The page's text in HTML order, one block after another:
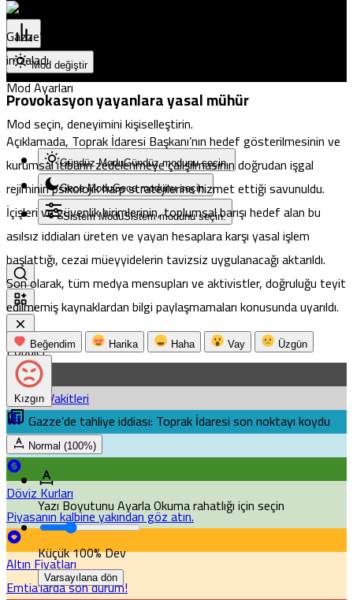
Pristina
Mod değiştir
Mod Ayarları
Mod seçin, deneyimini kişiselleştirin.
Gündüz ModuGündüz modunu seçin.
Gece ModuGece modunu seçin.
Sistem ModuSistem modunu seçin.
Popüler
Namaz Vakitleri
Puan Durumu
Döviz Kurları
Piyasanın kalbine yakından göz atın.
Altın Fiyatları
Emtia'larda son durum!
Gazze’de imar yerine kışla: Trump’ın Barış Konseyi ilk sözleşmeyi
imzaladı
Provokasyon yayanlara yasal mühür
Açıklamada, Toprak İdaresi Başkanı’nın hedef gösterilmesinin ve
kurumsal itibarın zedelenmeye çalışılmasının doğrudan işgal
rejiminin psikolojik harp stratejilerine hizmet ettiği savunuldu.
İçişleri ve güvenlik birimlerinin, toplumsal barışı hedef alan bu
asılsız iddiaları üreten ve yayan hesaplara karşı yasal işlem
başlattığı, cezai müeyyidelerin tavizsiz uygulanacağı aktarıldı.
Son olarak, tüm medya mensupları ve aktivistler, doğruluğu teyit
edilmemiş kaynaklardan bilgi paylaşmamaları konusunda uyarıldı.
Beğendim Harika Haha Vay Üzgün
Kızgın
Gazze’de tahliye iddiası: Toprak İdaresi son noktayı koydu
Normal (100%)
Yazı Boyutunu AyarlaOkuma rahatlığı için seçin
Küçük100%Dev
Varsayılana dön